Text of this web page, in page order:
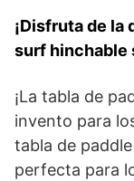
¡Disfruta de la
surf hinchable
¡La tabla de
invento para
tabla de
perfecta para